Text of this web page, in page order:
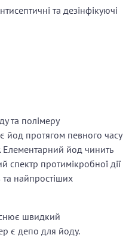
та дезінфікуючі
та полімеру
йод протягом певного часу
Елементарний йод чинить
протимікробної дії
та найпростіших
швидкий
є депо для йоду.